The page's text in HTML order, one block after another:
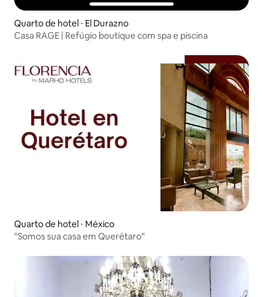
Quarto de hotel ⋅ El Durazno
Casa RAGE | Refúgio boutique com spa e piscina
Quarto de hotel ⋅ México
"Somos sua casa em Querétaro"